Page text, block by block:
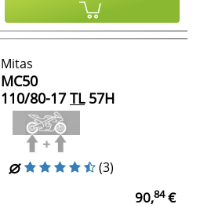
Mitas
MC50
110/80-17 TL57H
(3)
90,84€